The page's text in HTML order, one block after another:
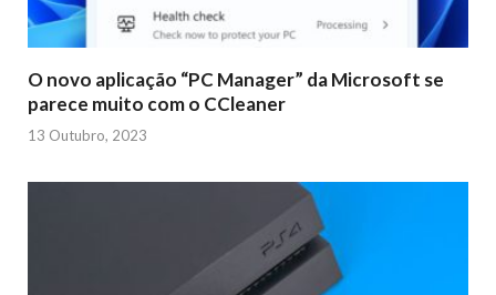
O novo aplicação “PC Manager” da Microsoft se
parece muito com o CCleaner
13 Outubro, 2023